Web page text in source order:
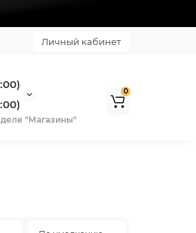
Личный кабинет
"Магазины"
0